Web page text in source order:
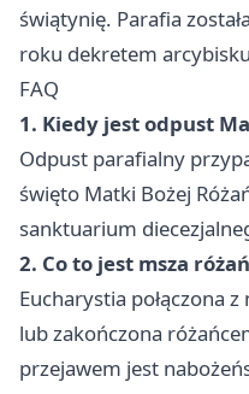
świątynię. Parafia
roku dekretem
FAQ
1. Kiedy jest odpust
Odpust parafialny
święto Matki Bożej
sanktuarium
2. Co to jest msza
Eucharystia połączona
lub zakończona
przejawem jest